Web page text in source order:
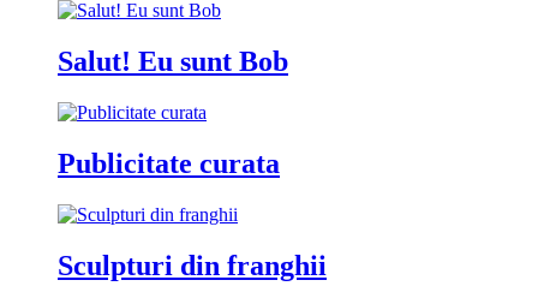
Salut! Eu sunt Bob
Publicitate curata
Sculpturi din franghii